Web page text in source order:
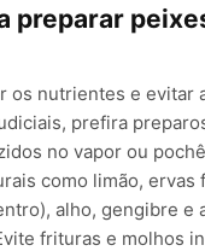
preparar
os nutrientes e evitar
prefira
no vapor ou
como limão, ervas
alho, gengibre e
frituras e molhos